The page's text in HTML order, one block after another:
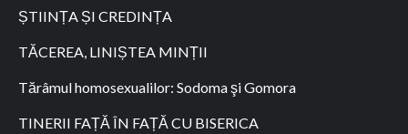
ȘTIINȚA ȘI CREDINȚA
TĂCEREA, LINIȘTEA MINȚII
Tărâmul homosexualilor: Sodoma şi Gomora
TINERII FAȚĂ ÎN FAȚĂ CU BISERICA